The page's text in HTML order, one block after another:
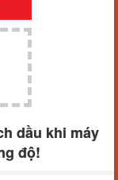
dầu khi máy
độ!